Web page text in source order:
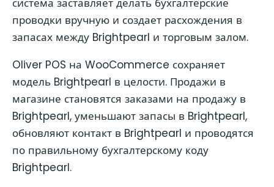
проводки вручную и создает расхождения в
запасах между Brightpearl и торговым залом.
Oliver POS на WooCommerce сохраняет
модель Brightpearl в целости. Продажи в
магазине становятся заказами на продажу в
Brightpearl, уменьшают запасы в Brightpearl,
обновляют контакт в Brightpearl и проводятся
по правильному бухгалтерскому коду
Brightpearl.